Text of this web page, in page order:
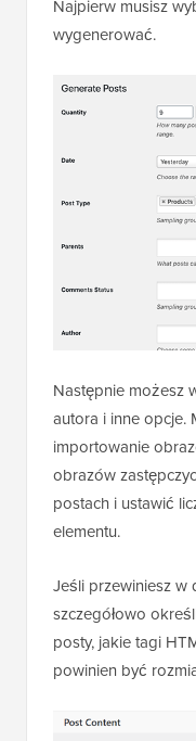
Najpierw musisz
wygenerować.
Następnie możesz
autora i inne opcje.
importowanie
obrazów
postach i ustawić
elementu.
Jeśli przewiniesz w
szczegółowo
posty, jakie tagi
powinien być